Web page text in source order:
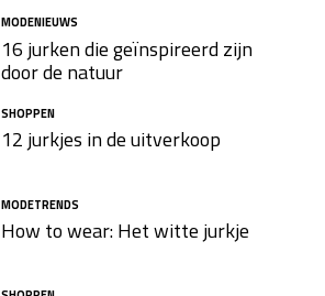
MODENIEUWS
16 jurken die geïnspireerd zijn
door de natuur
SHOPPEN
12 jurkjes in de uitverkoop
MODETRENDS
How to wear: Het witte jurkje